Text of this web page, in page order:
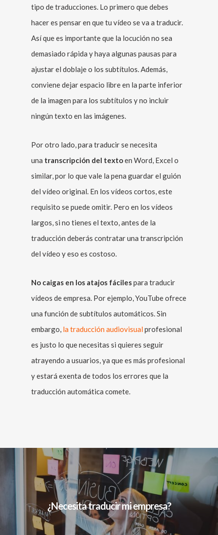
tipo de traducciones. Lo primero que debes
hacer es pensar en que tu vídeo se va a traducir.
Así que es importante que la locución no sea
demasiado rápida y haya algunas pausas para
ajustar el doblaje o los subtítulos. Además,
conviene dejar espacio libre en la parte inferior
de la imagen para los subtítulos y no incluir
ningún texto en las imágenes.
Por otro lado, para traducir se necesita
una transcripción del textoen Word, Excel o
similar, por lo que vale la pena guardar el guión
del vídeo original. En los vídeos cortos, este
requisito se puede omitir. Pero en los vídeos
largos, si no tienes el texto, antes de la
traducción deberás contratar una transcripción
del vídeo y eso es costoso.
No caigas en los atajos fácilespara traducir
vídeos de empresa. Por ejemplo, YouTube ofrece
una función de subtítulos automáticos. Sin
embargo, la traducción audiovisualprofesional
es justo lo que necesitas si quieres seguir
atrayendo a usuarios, ya que es más profesional
y estará exenta de todos los errores que la
traducción automática comete.
¿Necesita traducir mi empresa?